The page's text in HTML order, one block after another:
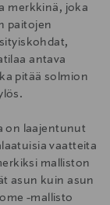
merkkinä, joka
paitojen
antava
pitää solmion
on laajentunut
vaatteita
malliston
asun kuin asun
-mallisto